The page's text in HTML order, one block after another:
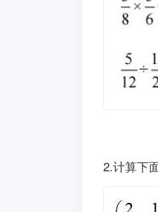
2.计算下